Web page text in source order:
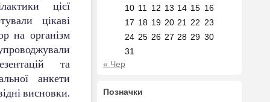
цієї
цікаві
на організм
та
анкети
висновки.
10 11 12 13 14 15 16
17 18 19 20 21 22 23
24 25 26 27 28 29 30
31
« Чер
Позначки